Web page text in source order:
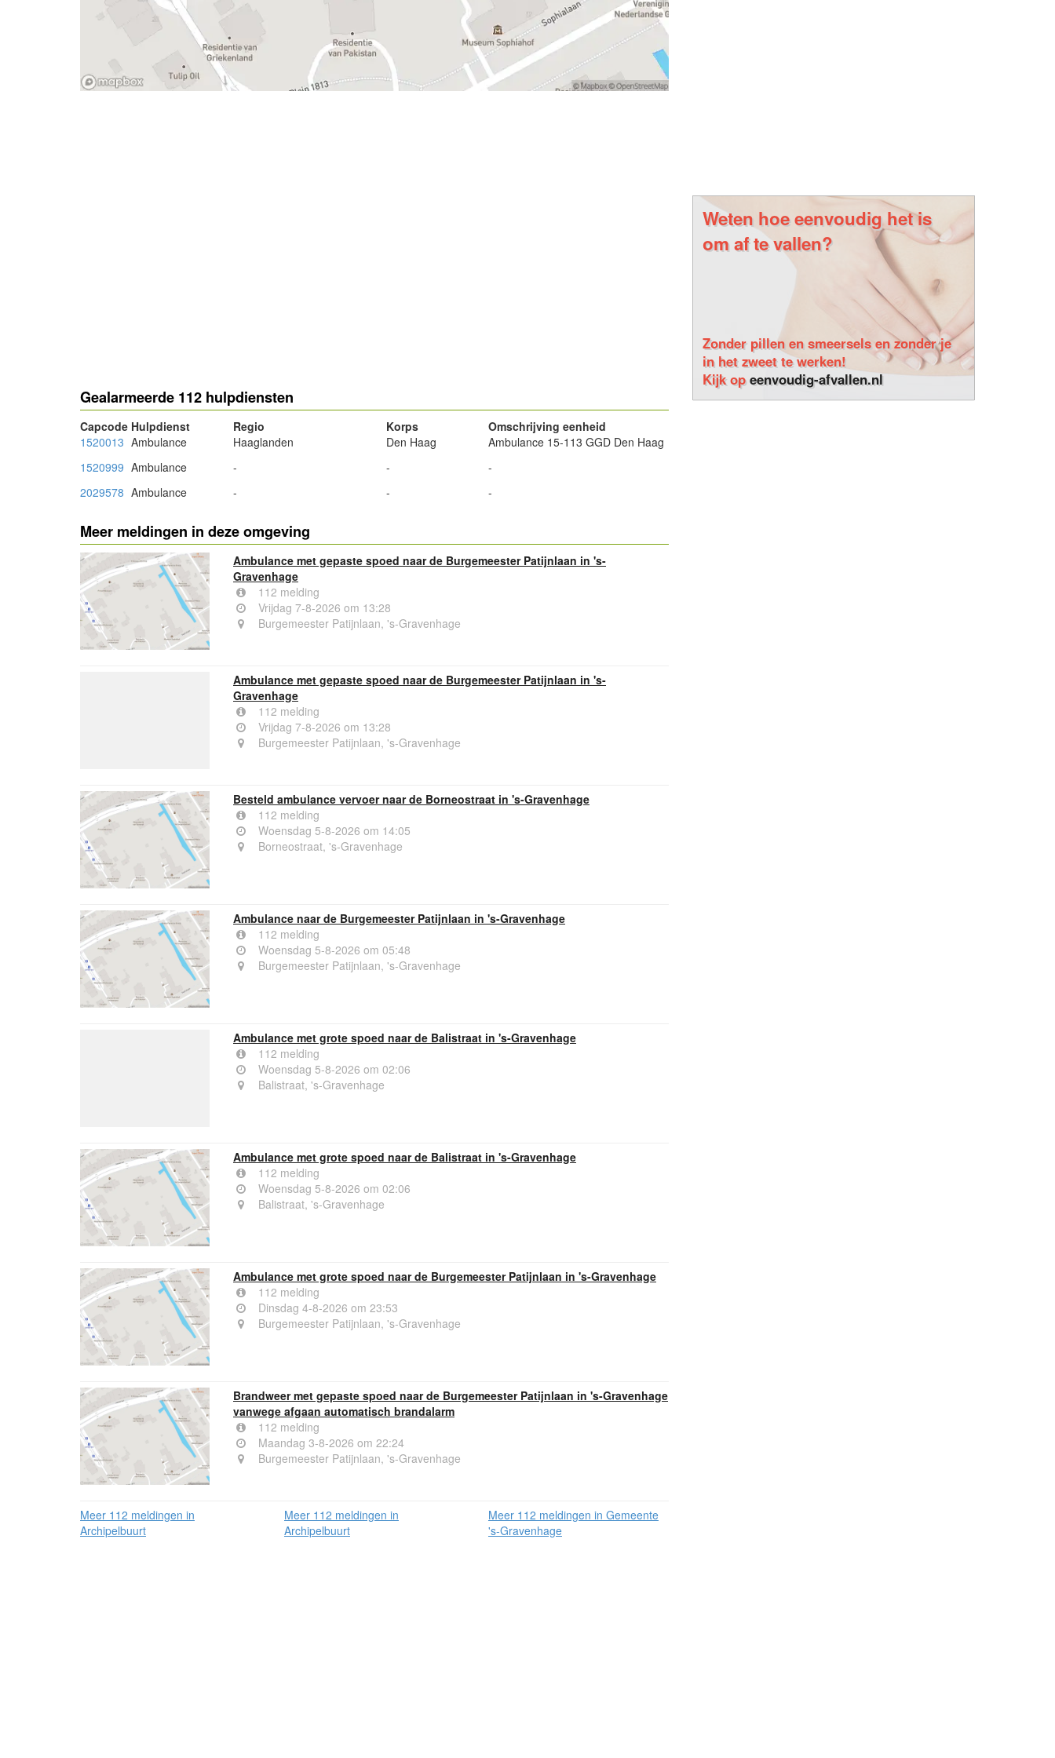
Gealarmeerde 112 hulpdiensten
Capcode Hulpdienst Regio Korps
Omschrijving eenheid
1520013 Ambulance Haaglanden Den Haag
Ambulance 15-113 GGD Den Haag
1520999 Ambulance - -
-
2029578 Ambulance - - -
Meer meldingen in deze omgeving
Ambulance met gepaste spoed naar de Burgemeester Patijnlaan in 's-
Gravenhage
112 melding
Vrijdag 7-8-2026 om 13:28
Burgemeester Patijnlaan, 's-Gravenhage
Ambulance met gepaste spoed naar de Burgemeester Patijnlaan in 's-
Gravenhage
112 melding
Vrijdag 7-8-2026 om 13:28
Burgemeester Patijnlaan, 's-Gravenhage
Besteld ambulance vervoer naar de Borneostraat in 's-Gravenhage
112 melding
Woensdag 5-8-2026 om 14:05
Borneostraat, 's-Gravenhage
Ambulance naar de Burgemeester Patijnlaan in 's-Gravenhage
112 melding
Woensdag 5-8-2026 om 05:48
Burgemeester Patijnlaan, 's-Gravenhage
Ambulance met grote spoed naar de Balistraat in 's-Gravenhage
112 melding
Woensdag 5-8-2026 om 02:06
Balistraat, 's-Gravenhage
Ambulance met grote spoed naar de Balistraat in 's-Gravenhage
112 melding
Woensdag 5-8-2026 om 02:06
Balistraat, 's-Gravenhage
Ambulance met grote spoed naar de Burgemeester Patijnlaan in 's-Gravenhage
112 melding
Dinsdag 4-8-2026 om 23:53
Burgemeester Patijnlaan, 's-Gravenhage
Brandweer met gepaste spoed naar de Burgemeester Patijnlaan in 's-Gravenhage
vanwege afgaan automatisch brandalarm
112 melding
Maandag 3-8-2026 om 22:24
Burgemeester Patijnlaan, 's-Gravenhage
Meer 112 meldingen in
Archipelbuurt
Meer 112 meldingen in
Archipelbuurt
Meer 112 meldingen in Gemeente
's-Gravenhage
Weten hoe eenvoudig het is
om af te vallen?
Zonder pillen en smeersels en zonder je
in het zweet te werken!
Kijk opeenvoudig-afvallen.nl